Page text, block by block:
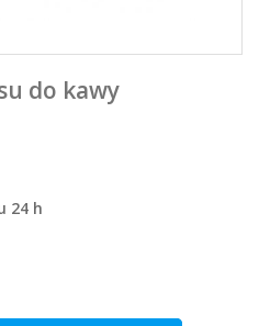
do kawy
24 h